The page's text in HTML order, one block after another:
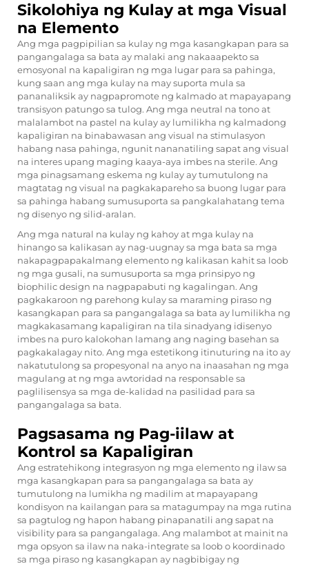
Sikolohiya ng Kulay at mga Visual
na Elemento
Ang mga pagpipilian sa kulay ng mga kasangkapan para sa
pangangalaga sa bata ay malaki ang nakaaapekto sa
emosyonal na kapaligiran ng mga lugar para sa pahinga,
kung saan ang mga kulay na may suporta mula sa
pananaliksik ay nagpapromote ng kalmado at mapayapang
transisyon patungo sa tulog. Ang mga neutral na tono at
malalambot na pastel na kulay ay lumilikha ng kalmadong
kapaligiran na binabawasan ang visual na stimulasyon
habang nasa pahinga, ngunit nananatiling sapat ang visual
na interes upang maging kaaya-aya imbes na sterile. Ang
mga pinagsamang eskema ng kulay ay tumutulong na
magtatag ng visual na pagkakapareho sa buong lugar para
sa pahinga habang sumusuporta sa pangkalahatang tema
ng disenyo ng silid-aralan.
Ang mga natural na kulay ng kahoy at mga kulay na
hinango sa kalikasan ay nag-uugnay sa mga bata sa mga
nakapagpapakalmang elemento ng kalikasan kahit sa loob
ng mga gusali, na sumusuporta sa mga prinsipyo ng
biophilic design na nagpapabuti ng kagalingan. Ang
pagkakaroon ng parehong kulay sa maraming piraso ng
kasangkapan para sa pangangalaga sa bata ay lumilikha ng
magkakasamang kapaligiran na tila sinadyang idisenyo
imbes na puro kalokohan lamang ang naging basehan sa
pagkakalagay nito. Ang mga estetikong itinuturing na ito ay
nakatutulong sa propesyonal na anyo na inaasahan ng mga
magulang at ng mga awtoridad na responsable sa
paglilisensya sa mga de-kalidad na pasilidad para sa
pangangalaga sa bata.
Pagsasama ng Pag-iilaw at
Kontrol sa Kapaligiran
Ang estratehikong integrasyon ng mga elemento ng ilaw sa
mga kasangkapan para sa pangangalaga sa bata ay
tumutulong na lumikha ng madilim at mapayapang
kondisyon na kailangan para sa matagumpay na mga rutina
sa pagtulog ng hapon habang pinapanatili ang sapat na
visibility para sa pangangalaga. Ang malambot at mainit na
mga opsyon sa ilaw na naka-integrate sa loob o koordinado
sa mga piraso ng kasangkapan ay nagbibigay ng